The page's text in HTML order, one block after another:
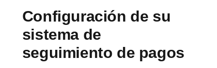
Configuración de su
sistema de
seguimiento de pagos